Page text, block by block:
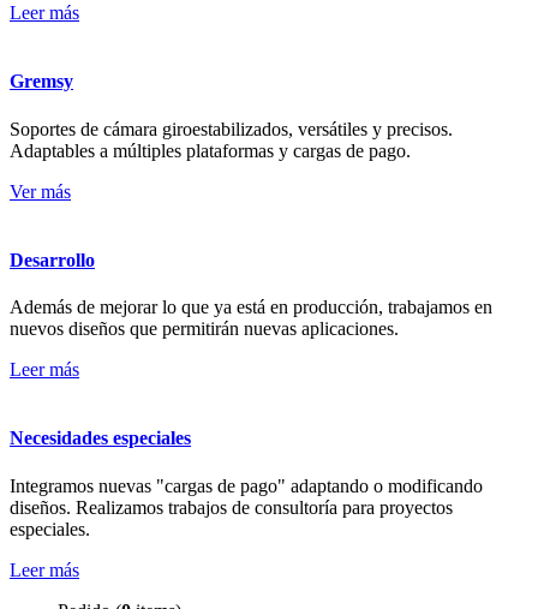
Leer más
Gremsy
Soportes de cámara giroestabilizados, versátiles y precisos.
Adaptables a múltiples plataformas y cargas de pago.
Ver más
Desarrollo
Además de mejorar lo que ya está en producción, trabajamos en
nuevos diseños que permitirán nuevas aplicaciones.
Leer más
Necesidades especiales
Integramos nuevas "cargas de pago" adaptando o modificando
diseños. Realizamos trabajos de consultoría para proyectos
especiales.
Leer más